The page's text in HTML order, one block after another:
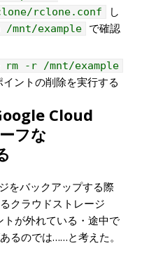
rclone.conf
し
mnt/example
で確認
rm -r /mnt/example
ントの削除を実行する
Cloud
フな
をバックアップする際
クラウドストレージ
が外れている・途中で
るのでは……と考えた。